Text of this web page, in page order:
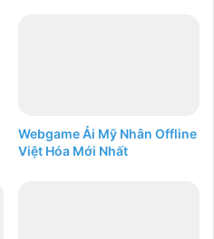
Webgame Ải Mỹ Nhân Offline
Việt Hóa Mới Nhất